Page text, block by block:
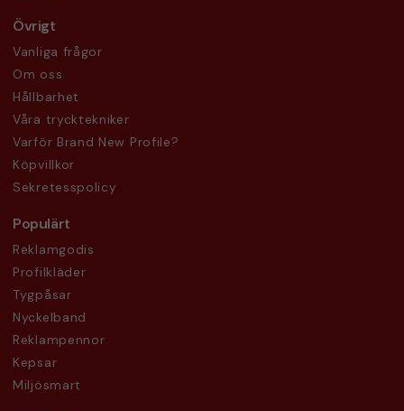
Övrigt
Vanliga frågor
Om oss
Hållbarhet
Våra trycktekniker
Varför Brand New Profile?
Köpvillkor
Sekretesspolicy
Populärt
Reklamgodis
Profilkläder
Tygpåsar
Nyckelband
Reklampennor
Kepsar
Miljösmart